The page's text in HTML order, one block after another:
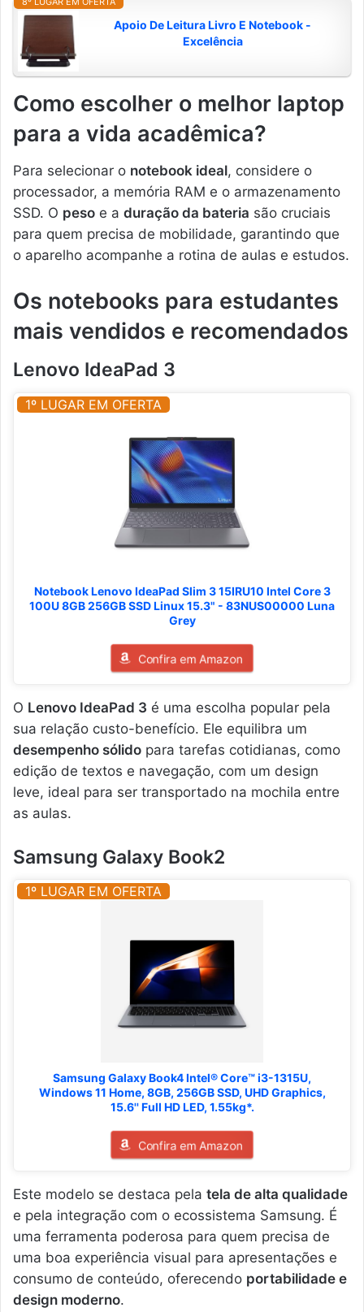
Apoio De Leitura Livro E Notebook -
Excelência
Como escolher o melhor laptop
para a vida acadêmica?
Para selecionar o notebook ideal, considere o
processador, a memória RAM e o armazenamento
SSD. O peso e a duração da bateria são cruciais
para quem precisa de mobilidade, garantindo que
o aparelho acompanhe a rotina de aulas e estudos.
Os notebooks para estudantes
mais vendidos e recomendados
Lenovo IdeaPad 3
1º LUGAR EM OFERTA
Notebook Lenovo IdeaPad Slim 3 15IRU10 Intel Core 3
100U 8GB 256GB SSD Linux 15.3" - 83NUS00000 Luna
Grey
Confira em Amazon
O Lenovo IdeaPad 3 é uma escolha popular pela
sua relação custo-benefício. Ele equilibra um
desempenho sólido para tarefas cotidianas, como
edição de textos e navegação, com um design
leve, ideal para ser transportado na mochila entre
as aulas.
Samsung Galaxy Book2
1º LUGAR EM OFERTA
Samsung Galaxy Book4 Intel® Core™ i3-1315U,
Windows 11 Home, 8GB, 256GB SSD, UHD Graphics,
15.6'' Full HD LED, 1.55kg*.
Confira em Amazon
Este modelo se destaca pela tela de alta qualidade
e pela integração com o ecossistema Samsung. É
uma ferramenta poderosa para quem precisa de
uma boa experiência visual para apresentações e
consumo de conteúdo, oferecendo portabilidade e
design moderno.